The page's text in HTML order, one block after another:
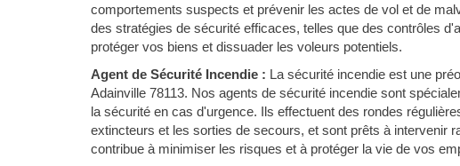
comportements suspects et prévenir les actes de vol et de
des stratégies de sécurité efficaces, telles que des contrôles
protéger vos biens et dissuader les voleurs potentiels.
Agent de Sécurité Incendie : La sécurité incendie est une
Adainville 78113. Nos agents de sécurité incendie sont
la sécurité en cas d'urgence. Ils effectuent des rondes
extincteurs et les sorties de secours, et sont prêts à intervenir
contribue à minimiser les risques et à protéger la vie de vos